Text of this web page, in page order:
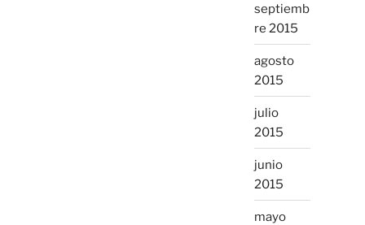
septiemb
re 2015
agosto
2015
julio
2015
junio
2015
mayo